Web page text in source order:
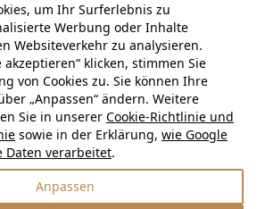
um Ihr Surferlebnis zu
Werbung oder Inhalte
Websiteverkehr zu analysieren.
akzeptieren“ klicken, stimmen Sie
von Cookies zu. Sie können Ihre
„Anpassen“ ändern. Weitere
Sie in unserer Cookie-Richtlinie und
sowie in der Erklärung, wie Google
Daten verarbeitet.
Anpassen